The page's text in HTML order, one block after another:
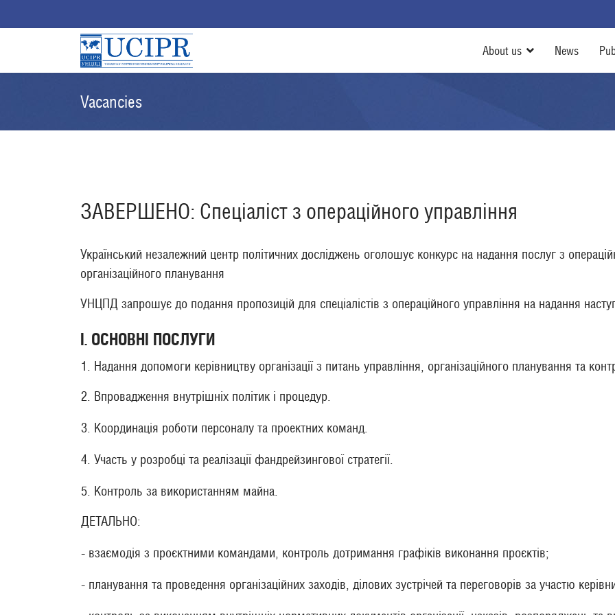
About us News
Vacancies
ЗАВЕРШЕНО: Cпеціаліст з операційного управління
Український незалежний центр політичних досліджень оголошує конкурс на надання послуг з
організаційного планування
УНЦПД запрошує до подання пропозицій для спеціалістів з операційного управління на надання
І. ОСНОВНІ ПОСЛУГИ
1. Надання допомоги керівництву організації з питань управління, організаційного планування та
2. Впровадження внутрішніх політик і процедур.
3. Координація роботи персоналу та проектних команд.
4. Участь у розробці та реалізації фандрейзингової стратегії.
5. Контроль за використанням майна.
ДЕТАЛЬНО:
- взаємодія з проєктними командами, контроль дотримання графіків виконання проєктів;
- планування та проведення організаційних заходів, ділових зустрічей та переговорів за участю